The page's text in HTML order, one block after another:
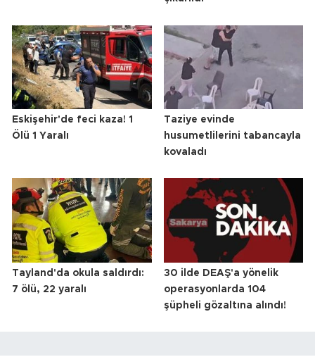
Eskişehir'de feci kaza! 1
Ölü 1 Yaralı
Taziye evinde
husumetlilerini tabancayla
kovaladı
Tayland'da okula saldırdı:
7 ölü, 22 yaralı
30 ilde DEAŞ'a yönelik
operasyonlarda 104
şüpheli gözaltına alındı!